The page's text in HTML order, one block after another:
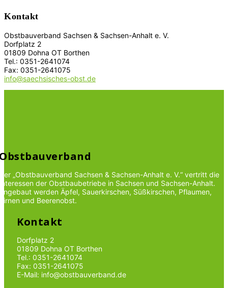
Kontakt
Obstbauverband Sachsen & Sachsen-Anhalt e. V.
Dorfplatz 2
01809 Dohna OT Borthen
Tel.: 0351-2641074
Fax: 0351-2641075
info@saechsisches-obst.de
„Obstbauverband Sachsen & Sachsen-Anhalt e. V.“ vertritt die
der Obstbaubetriebe in Sachsen und Sachsen-Anhalt.
werden Äpfel, Sauerkirschen, Süßkirschen, Pflaumen,
und Beerenobst.
Kontakt
Dorfplatz 2
01809 Dohna OT Borthen
Tel.: 0351-2641074
Fax: 0351-2641075
E-Mail: info@obstbauverband.de